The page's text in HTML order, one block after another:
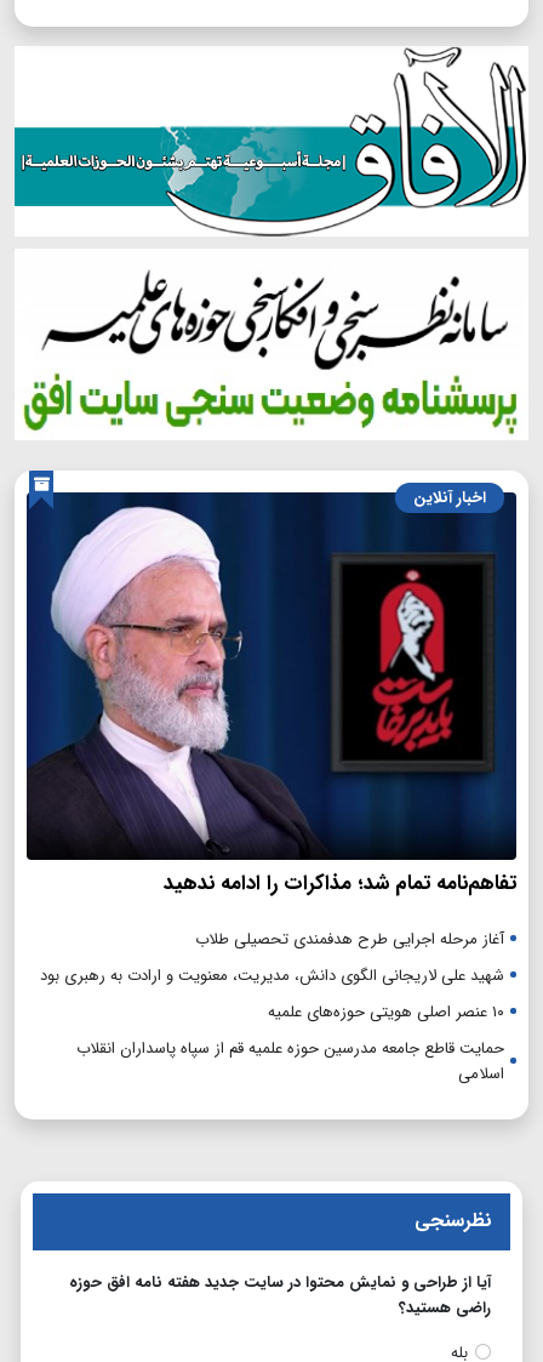
اخبار آنلاین
تفاهم‌نامه تمام شد؛ مذاکرات را ادامه ندهید
آغاز مرحله اجرایی طرح هدفمندی تحصیلی طلاب
شهید علی لاریجانی الگوی دانش، مدیریت، معنویت و ارادت به رهبری بود
۱۰ عنصر اصلی هویتی حوزه‌های علمیه
حمایت قاطع جامعه مدرسین حوزه علمیه قم از سپاه پاسداران انقلاب
اسلامی
نظرسنجی
آیا از طراحی و نمایش محتوا در سایت جدید هفته نامه افق حوزه
راضی هستید؟
بله